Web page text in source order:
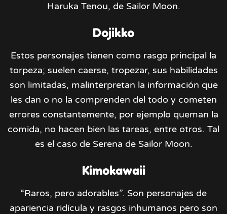
Haruka Tenou, de Sailor Moon.
Dojikko
Estos personajes tienen como rasgo principal la
torpeza; suelen caerse, tropezar, sus habilidades
son limitadas, malinterpretan la información que
les dan o no la comprenden del todo y cometen
errores constantemente, por ejemplo queman la
comida, no hacen bien las tareas, entre otros. Tal
es el caso de Serena de Sailor Moon.
Kimokawaii
“Raros, pero adorables”. Son personajes de
apariencia ridícula y rasgos inhumanos pero son